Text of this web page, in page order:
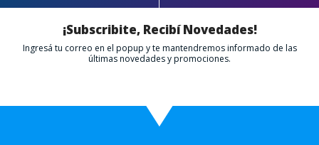
¡Subscribite, Recibí Novedades!
Ingresá tu correo en el popup y te mantendremos informado de las
últimas novedades y promociones.